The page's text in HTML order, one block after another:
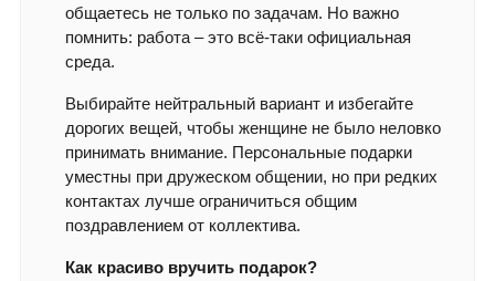
общаетесь не только по задачам. Но важно
помнить: работа – это всё-таки официальная
среда.
Выбирайте нейтральный вариант и избегайте
дорогих вещей, чтобы женщине не было неловко
принимать внимание. Персональные подарки
уместны при дружеском общении, но при редких
контактах лучше ограничиться общим
поздравлением от коллектива.
Как красиво вручить подарок?